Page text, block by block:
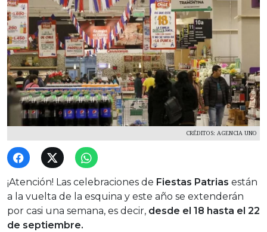
CRÉDITOS: AGENCIA UNO
¡Atención! Las celebraciones de Fiestas Patrias están
a la vuelta de la esquina y este año se extenderán
por casi una semana, es decir, desde el 18 hasta el 22
de septiembre.